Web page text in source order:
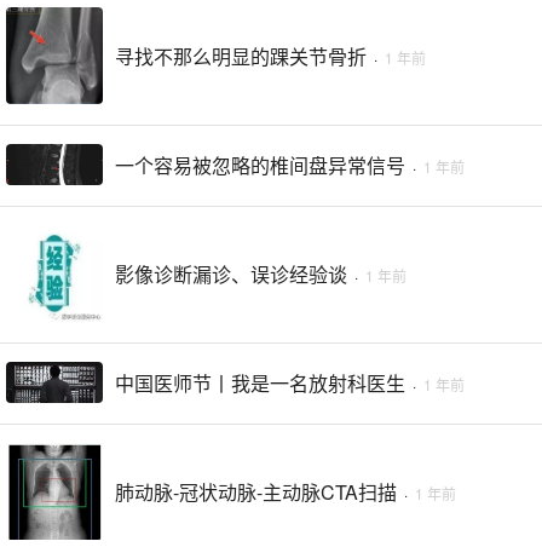
寻找不那么明显的踝关节骨折 · 1 年前
一个容易被忽略的椎间盘异常信号 · 1 年前
影像诊断漏诊、误诊经验谈 · 1 年前
中国医师节丨我是一名放射科医生 · 1 年前
肺动脉-冠状动脉-主动脉CTA扫描 · 1 年前